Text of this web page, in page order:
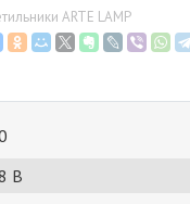
ARTE LAMP
В